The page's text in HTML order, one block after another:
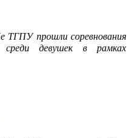
ТГПУ прошли соревнования
среди девушек в рамках